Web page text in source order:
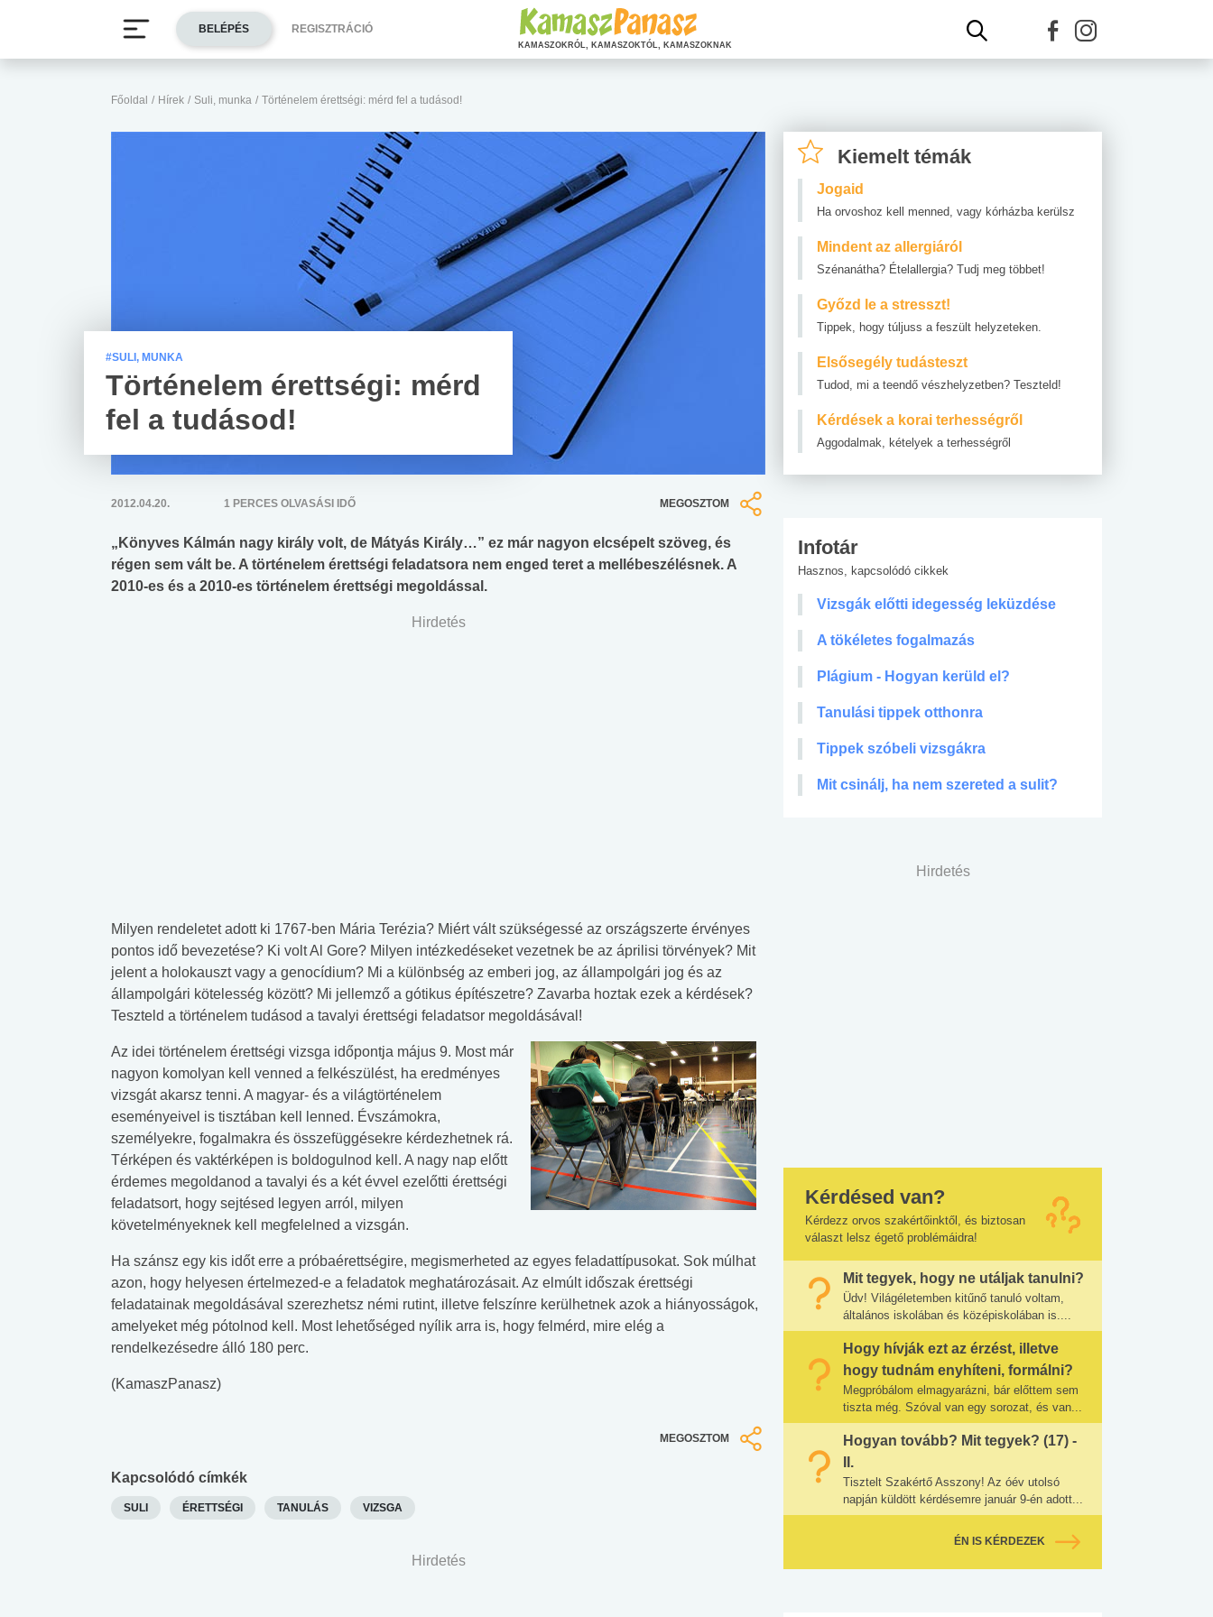
Főoldal / Hírek / Suli, munka / Történelem érettségi: mérd fel a tudásod!
#SULI, MUNKA
Történelem érettségi: mérd
fel a tudásod!
2012.04.20. 1 PERCES OLVASÁSI IDŐ MEGOSZTOM
„Könyves Kálmán nagy király volt, de Mátyás Király…” ez már nagyon elcsépelt szöveg, és
régen sem vált be. A történelem érettségi feladatsora nem enged teret a mellébeszélésnek. A
2010-es és a 2010-es történelem érettségi megoldással.
Hirdetés
Milyen rendeletet adott ki 1767-ben Mária Terézia? Miért vált szükségessé az országszerte érvényes
pontos idő bevezetése? Ki volt Al Gore? Milyen intézkedéseket vezetnek be az áprilisi törvények? Mit
jelent a holokauszt vagy a genocídium? Mi a különbség az emberi jog, az állampolgári jog és az
állampolgári kötelesség között? Mi jellemző a gótikus építészetre? Zavarba hoztak ezek a kérdések?
Teszteld a történelem tudásod a tavalyi érettségi feladatsor megoldásával!
Az idei történelem érettségi vizsga időpontja május 9. Most már
nagyon komolyan kell venned a felkészülést, ha eredményes
vizsgát akarsz tenni. A magyar- és a világtörténelem
eseményeivel is tisztában kell lenned. Évszámokra,
személyekre, fogalmakra és összefüggésekre kérdezhetnek rá.
Térképen és vaktérképen is boldogulnod kell. A nagy nap előtt
érdemes megoldanod a tavalyi és a két évvel ezelőtti érettségi
feladatsort, hogy sejtésed legyen arról, milyen
követelményeknek kell megfelelned a vizsgán.
Ha szánsz egy kis időt erre a próbaérettségire, megismerheted az egyes feladattípusokat. Sok múlhat
azon, hogy helyesen értelmezed-e a feladatok meghatározásait. Az elmúlt időszak érettségi
feladatainak megoldásával szerezhetsz némi rutint, illetve felszínre kerülhetnek azok a hiányosságok,
amelyeket még pótolnod kell. Most lehetőséged nyílik arra is, hogy felmérd, mire elég a
rendelkezésedre álló 180 perc.
(KamaszPanasz)
MEGOSZTOM
Kapcsolódó címkék
SULI ÉRETTSÉGI TANULÁS VIZSGA
Hirdetés
Kiemelt témák
Jogaid
Ha orvoshoz kell menned, vagy kórházba kerülsz
Mindent az allergiáról
Szénanátha? Ételallergia? Tudj meg többet!
Győzd le a stresszt!
Tippek, hogy túljuss a feszült helyzeteken.
Elsősegély tudásteszt
Tudod, mi a teendő vészhelyzetben? Teszteld!
Kérdések a korai terhességről
Aggodalmak, kételyek a terhességről
Infotár
Hasznos, kapcsolódó cikkek
Vizsgák előtti idegesség leküzdése
A tökéletes fogalmazás
Plágium - Hogyan kerüld el?
Tanulási tippek otthonra
Tippek szóbeli vizsgákra
Mit csinálj, ha nem szereted a sulit?
Hirdetés
Kérdésed van?
Kérdezz orvos szakértőinktől, és biztosan
választ lelsz égető problémáidra!
Mit tegyek, hogy ne utáljak tanulni?
Üdv! Világéletemben kitűnő tanuló voltam,
általános iskolában és középiskolában is....
Hogy hívják ezt az érzést, illetve
hogy tudnám enyhíteni, formálni?
Megpróbálom elmagyarázni, bár előttem sem
tiszta még. Szóval van egy sorozat, és van...
Hogyan tovább? Mit tegyek? (17) -
II.
Tisztelt Szakértő Asszony! Az óév utolsó
napján küldött kérdésemre január 9-én adott...
ÉN IS KÉRDEZEK
BELÉPÉS REGISZTRÁCIÓ
KAMASZOKRÓL, KAMASZOKTÓL, KAMASZOKNAK